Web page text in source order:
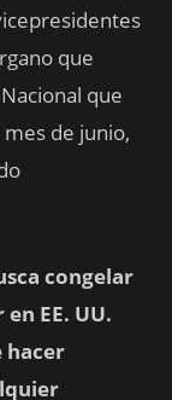
que
que
de junio,
congelar
EE. UU.
hacer